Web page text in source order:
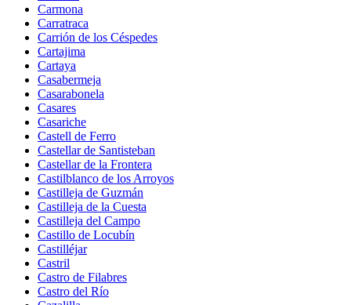
Carmona
Carratraca
Carrión de los Céspedes
Cartajima
Cartaya
Casabermeja
Casarabonela
Casares
Casariche
Castell de Ferro
Castellar de Santisteban
Castellar de la Frontera
Castilblanco de los Arroyos
Castilleja de Guzmán
Castilleja de la Cuesta
Castilleja del Campo
Castillo de Locubín
Castilléjar
Castril
Castro de Filabres
Castro del Río